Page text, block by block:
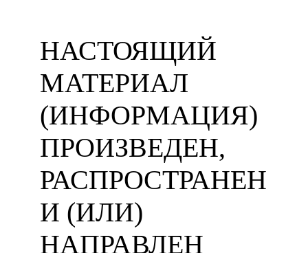
НАСТОЯЩИЙ
МАТЕРИАЛ
(ИНФОРМАЦИЯ)
ПРОИЗВЕДЕН,
РАСПРОСТРАНЕН
И (ИЛИ)
НАПРАВЛЕН